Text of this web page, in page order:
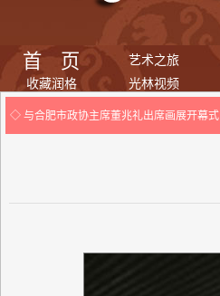
首 页 艺术之旅
收藏润格
光林视频
◇ 与合肥市政协主席董兆礼出席画展开幕式